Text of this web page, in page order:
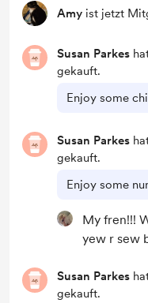
Amy ist jetzt
Susan Parkes
gekauft.
Enjoy some
Susan Parkes
gekauft.
Enjoy some
My fren!!!
yew r sew
Susan Parkes
gekauft.